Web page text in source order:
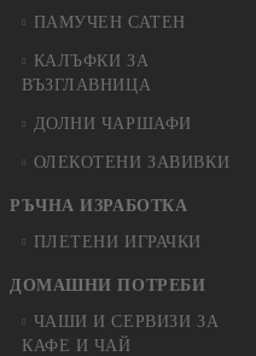
ПАМУЧЕН САТЕН
КАЛЪФКИ ЗА
ВЪЗГЛАВНИЦА
ДОЛНИ ЧАРШАФИ
ОЛЕКОТЕНИ ЗАВИВКИ
РЪЧНА ИЗРАБОТКА
ПЛЕТЕНИ ИГРАЧКИ
ДОМАШНИ ПОТРЕБИ
ЧАШИ И СЕРВИЗИ ЗА
КАФЕ И ЧАЙ